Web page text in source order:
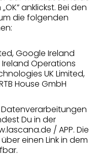
anklickst. Bei den
die folgenden
Google Ireland
Ireland Operations
UK Limited,
House GmbH
Du in der
/ APP. Die
einen Link in dem